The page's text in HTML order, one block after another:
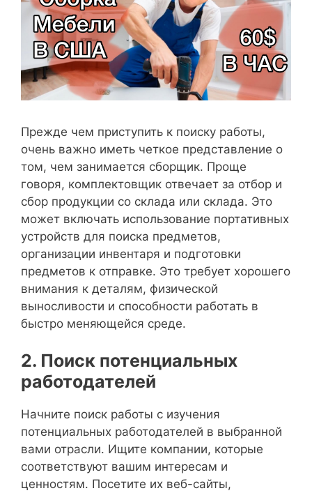
Прежде чем приступить к поиску работы,
очень важно иметь четкое представление о
том, чем занимается сборщик. Проще
говоря, комплектовщик отвечает за отбор и
сбор продукции со склада или склада. Это
может включать использование портативных
устройств для поиска предметов,
организации инвентаря и подготовки
предметов к отправке. Это требует хорошего
внимания к деталям, физической
выносливости и способности работать в
быстро меняющейся среде.
2. Поиск потенциальных
работодателей
Начните поиск работы с изучения
потенциальных работодателей в выбранной
вами отрасли. Ищите компании, которые
соответствуют вашим интересам и
ценностям. Посетите их веб-сайты,